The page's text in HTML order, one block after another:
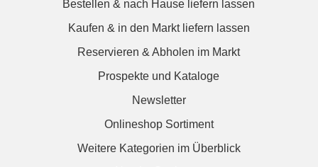
Bestellen & nach Hause liefern lassen
Kaufen & in den Markt liefern lassen
Reservieren & Abholen im Markt
Prospekte und Kataloge
Newsletter
Onlineshop Sortiment
Weitere Kategorien im Überblick